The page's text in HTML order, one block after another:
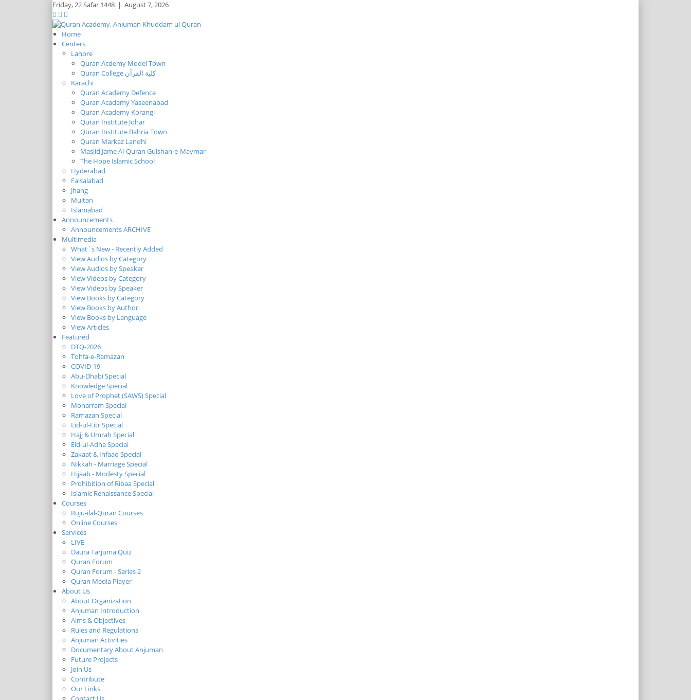
Friday,22 Safar 1448 | August 7, 2026
Home
Centers
Lahore
Quran Acdemy Model Town
Quran College كلية القرآن
Karachi
Quran Academy Defence
Quran Academy Yaseenabad
Quran Academy Korangi
Quran Institute Johar
Quran Institute Bahria Town
Quran Markaz Landhi
Masjid Jame Al-Quran Gulshan-e-Maymar
The Hope Islamic School
Hyderabad
Faisalabad
Jhang
Multan
Islamabad
Announcements
Announcements ARCHIVE
Multimedia
What`s New - Recently Added
View Audios by Category
View Audios by Speaker
View Videos by Category
View Videos by Speaker
View Books by Category
View Books by Author
View Books by Language
View Articles
Featured
DTQ-2026
Tohfa-e-Ramazan
COVID-19
Abu-Dhabi Special
Knowledge Special
Love of Prophet (SAWS) Special
Moharram Special
Ramazan Special
Eid-ul-Fitr Special
Hajj & Umrah Special
Eid-ul-Adha Special
Zakaat & Infaaq Special
Nikkah - Marriage Special
Hijaab - Modesty Special
Prohibition of Ribaa Special
Islamic Renaissance Special
Courses
Ruju-ilal-Quran Courses
Online Courses
Services
LIVE
Daura Tarjuma Quiz
Quran Forum
Quran Forum - Series 2
Quran Media Player
About Us
About Organization
Anjuman Introduction
Aims & Objectives
Rules and Regulations
Anjuman Activities
Documentary About Anjuman
Future Projects
Join Us
Contribute
Our Links